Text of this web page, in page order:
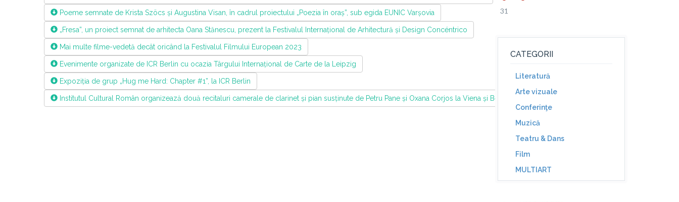
Poeme semnate de Krista Szöcs și Augustina Visan, în cadrul proiectului „Poezia în oraș”, sub egida EUNIC Varșovia
„Fresa”, un proiect semnat de arhitecta Oana Stănescu, prezent la Festivalul Internațional de Arhitectură și Design Concéntrico
Mai multe filme-vedetă decât oricând la Festivalul Filmului European 2023
Evenimente organizate de ICR Berlin cu ocazia Târgului Internațional de Carte de la Leipzig
Expoziția de grup „Hug me Hard: Chapter #1”, la ICR Berlin
Institutul Cultural Român organizează două recitaluri camerale de clarinet și pian susținute de Petru Pane și Oxana Corjos la Viena și Berlin
31
CATEGORII
Literatură
Arte vizuale
Conferinţe
Muzică
Teatru & Dans
Film
MULTIART